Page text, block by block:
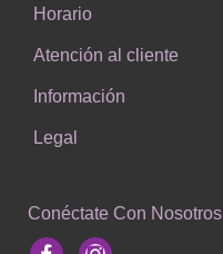
Horario
Atención al cliente
Información
Legal
Conéctate Con Nosotros